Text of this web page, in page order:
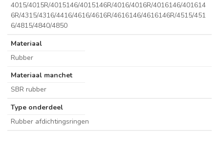
4015/4015R/4015146/4015146R/4016/4016R/4016146/401614
6R/4315/4316/4416/4616/4616R/4616146/4616146R/4515/451
6/4815/4840/4850
Materiaal
Rubber
Materiaal manchet
SBR rubber
Type onderdeel
Rubber afdichtingsringen